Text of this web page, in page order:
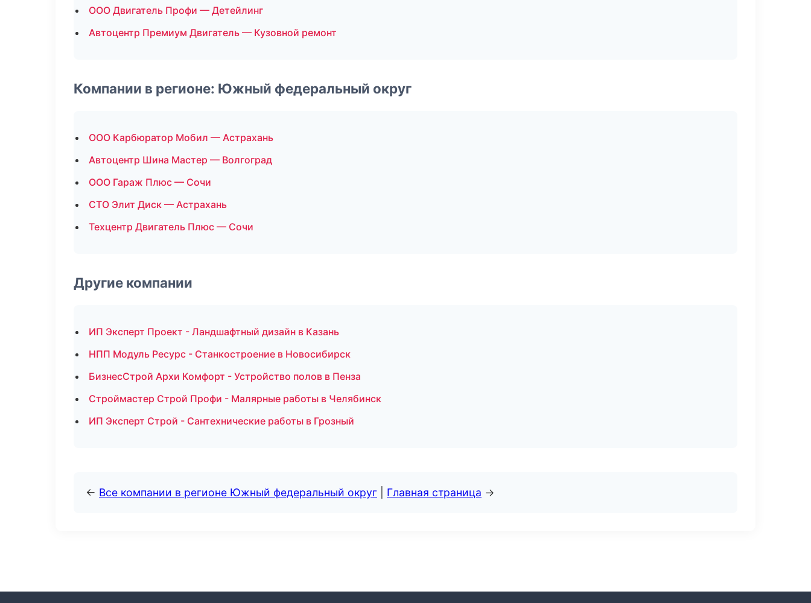
ООО Двигатель Профи — Детейлинг
Автоцентр Премиум Двигатель — Кузовной ремонт
Компании в регионе: Южный федеральный округ
ООО Карбюратор Мобил — Астрахань
Автоцентр Шина Мастер — Волгоград
ООО Гараж Плюс — Сочи
СТО Элит Диск — Астрахань
Техцентр Двигатель Плюс — Сочи
Другие компании
ИП Эксперт Проект - Ландшафтный дизайн в Казань
НПП Модуль Ресурс - Станкостроение в Новосибирск
БизнесСтрой Архи Комфорт - Устройство полов в Пенза
Строймастер Строй Профи - Малярные работы в Челябинск
ИП Эксперт Строй - Сантехнические работы в Грозный
← Все компании в регионе Южный федеральный округ Главная страница →